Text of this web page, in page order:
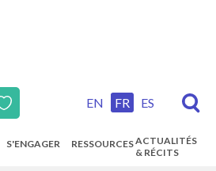
EN FR ES
S'ENGAGER RESSOURCESACTUALITÉS
& RÉCITS